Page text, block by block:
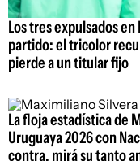
Los tres expulsados
partido: el tricolor
pierde a un titular fijo
La floja estadística de
Uruguaya 2026 con
contra, mirá su tanto